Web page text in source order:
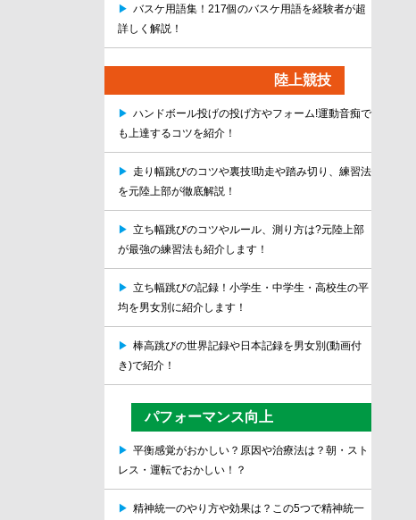
▶ バスケ用語集！217個のバスケ用語を経験者が超
詳しく解説！
陸上競技
▶ ハンドボール投げの投げ方やフォーム!運動音痴で
も上達するコツを紹介！
▶ 走り幅跳びのコツや裏技!助走や踏み切り、練習法
を元陸上部が徹底解説！
▶ 立ち幅跳びのコツやルール、測り方は?元陸上部
が最強の練習法も紹介します！
▶ 立ち幅跳びの記録！小学生・中学生・高校生の平
均を男女別に紹介します！
▶ 棒高跳びの世界記録や日本記録を男女別(動画付
き)で紹介！
パフォーマンス向上
▶ 平衡感覚がおかしい？原因や治療法は？朝・スト
レス・運転でおかしい！？
▶ 精神統一のやり方や効果は？この5つで精神統一